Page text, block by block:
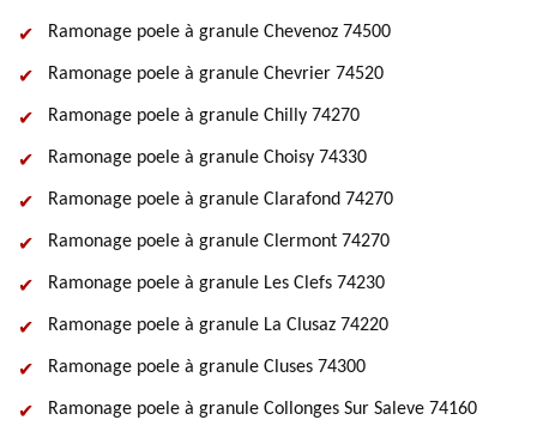
Ramonage poele à granule Chevenoz 74500
Ramonage poele à granule Chevrier 74520
Ramonage poele à granule Chilly 74270
Ramonage poele à granule Choisy 74330
Ramonage poele à granule Clarafond 74270
Ramonage poele à granule Clermont 74270
Ramonage poele à granule Les Clefs 74230
Ramonage poele à granule La Clusaz 74220
Ramonage poele à granule Cluses 74300
Ramonage poele à granule Collonges Sur Saleve 74160